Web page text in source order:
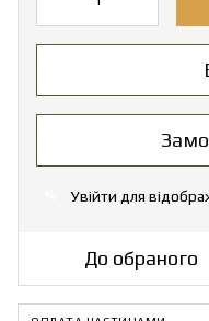
Увійти для
До обраного